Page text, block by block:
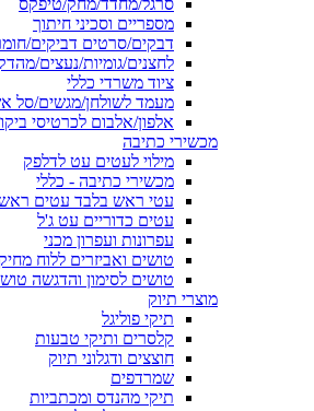
סרגל/מחדד/מחק/טיפקס
מספריים וסכיני חיתוך
דבקים/סרטים דביקים/
לחצנים/גומיות/נעצים/
ציוד משרדי כללי
מעמד לשולחן/מגשים/סל
אלפון/אלבום לכרטיסי
מכשירי כתיבה
מילוי לעטים עט לדלפק
מכשירי כתיבה - כללי
עטי ראש בלבד עטים
עטים כדוריים עט ג'ל
עפרונות ועפרון מכני
טושים ואביזרים ללוח מחיק
טושים לסימון והדגשה
מוצרי תיוק
תיקי פוליגל
קלסרים ותיקי טבעות
חוצצים ודגלוני תיוק
שמרדפים
תיקי מהנדס ומכתביות